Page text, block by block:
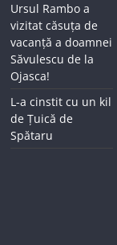
Ursul Rambo a
vizitat căsuța de
vacanță a doamnei
Săvulescu de la
Ojasca!
L-a cinstit cu un kil
de Țuică de
Spătaru